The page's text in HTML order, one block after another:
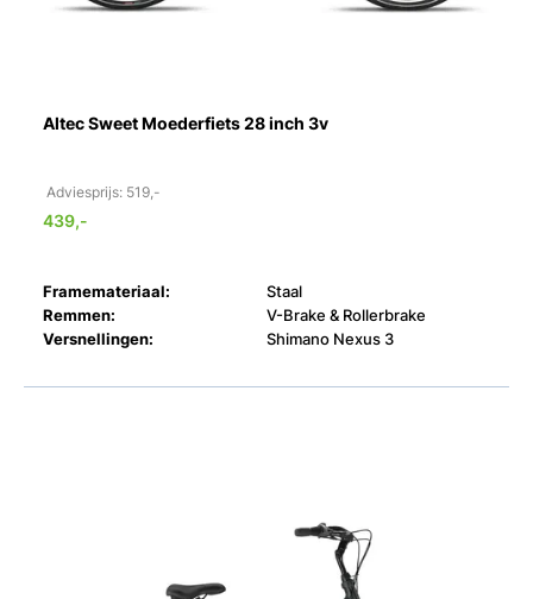
Altec Sweet Moederfiets 28 inch 3v
Adviesprijs: 519,-
439,-
Framemateriaal:
Staal
Remmen:
V-Brake & Rollerbrake
Versnellingen:
Shimano Nexus 3